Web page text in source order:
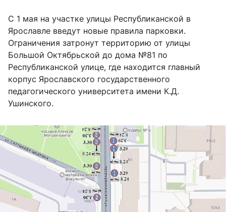
С 1 мая на участке улицы Республиканской в
Ярославле введут новые правила парковки.
Ограничения затронут территорию от улицы
Большой Октябрьской до дома №81 по
Республиканской улице, где находится главный
корпус Ярославского государственного
педагогического университета имени К.Д.
Ушинского.